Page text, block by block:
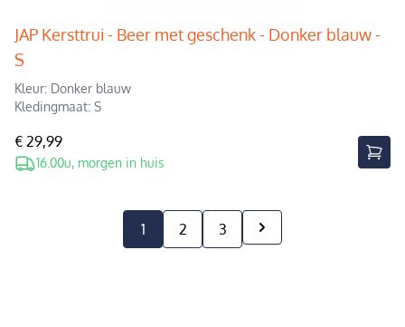
JAP Kersttrui - Beer met geschenk - Donker blauw -
S
Kleur: Donker blauw
Kledingmaat: S
€ 29,99
16.00u, morgen in huis
1 2 3